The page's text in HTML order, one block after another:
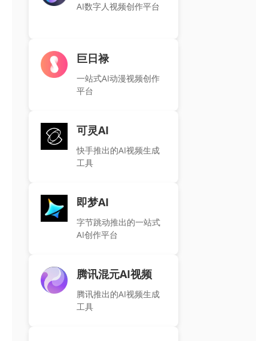
AI数字人视频创作平台
巨日禄
一站式AI动漫视频创作
平台
可灵AI
快手推出的AI视频生成
工具
即梦AI
字节跳动推出的一站式
AI创作平台
腾讯混元AI视频
腾讯推出的AI视频生成
工具